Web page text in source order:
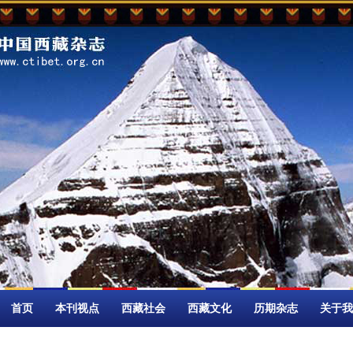
首页 本刊视点 西藏社会 西藏文化 历期杂志 关于